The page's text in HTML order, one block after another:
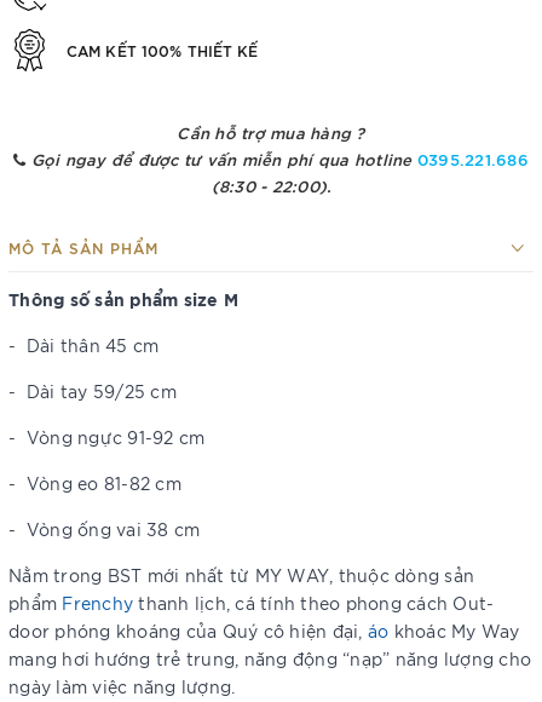
CAM KẾT 100% THIẾT KẾ
Cần hỗ trợ mua hàng ?
Gọi ngay để được tư vấn miễn phí qua hotline 0395.221.686
(8:30 - 22:00).
MÔ TẢ SẢN PHẨM
Thông số sản phẩm size M
- Dài thân 45 cm
- Dài tay 59/25 cm
- Vòng ngực 91-92 cm
- Vòng eo 81-82 cm
- Vòng ống vai 38 cm
Nằm trong BST mới nhất từ MY WAY, thuộc dòng sản
phẩm Frenchy thanh lịch, cá tính theo phong cách Out-
door phóng khoáng của Quý cô hiện đại, áo khoác My Way
mang hơi hướng trẻ trung, năng động “nạp” năng lượng cho
ngày làm việc năng lượng.